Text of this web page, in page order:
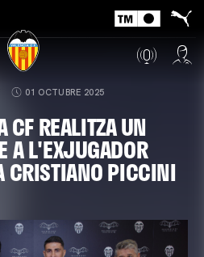
01 OCTUBRE 2025
CF REALITZA UN
A L'EXJUGADOR
CRISTIANO PICCINI